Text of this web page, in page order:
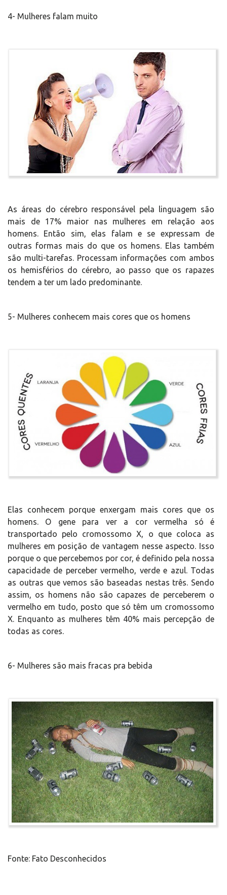
4- Mulheres falam muito
As áreas do cérebro responsável pela linguagem são
mais de 17% maior nas mulheres em relação aos
homens. Então sim, elas falam e se expressam de
outras formas mais do que os homens. Elas também
são multi-tarefas. Processam informações com ambos
os hemisférios do cérebro, ao passo que os rapazes
tendem a ter um lado predominante.
5- Mulheres conhecem mais cores que os homens
Elas conhecem porque enxergam mais cores que os
homens. O gene para ver a cor vermelha só é
transportado pelo cromossomo X, o que coloca as
mulheres em posição de vantagem nesse aspecto. Isso
porque o que percebemos por cor, é definido pela nossa
capacidade de perceber vermelho, verde e azul. Todas
as outras que vemos são baseadas nestas três. Sendo
assim, os homens não são capazes de perceberem o
vermelho em tudo, posto que só têm um cromossomo
X. Enquanto as mulheres têm 40% mais percepção de
todas as cores.
6- Mulheres são mais fracas pra bebida
Fonte: Fato Desconhecidos